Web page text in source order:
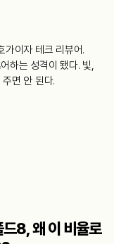
가이자 테크 리뷰어.
하는 성격이 됐다. 빛,
면 안 된다.
8, 왜 이 비율로